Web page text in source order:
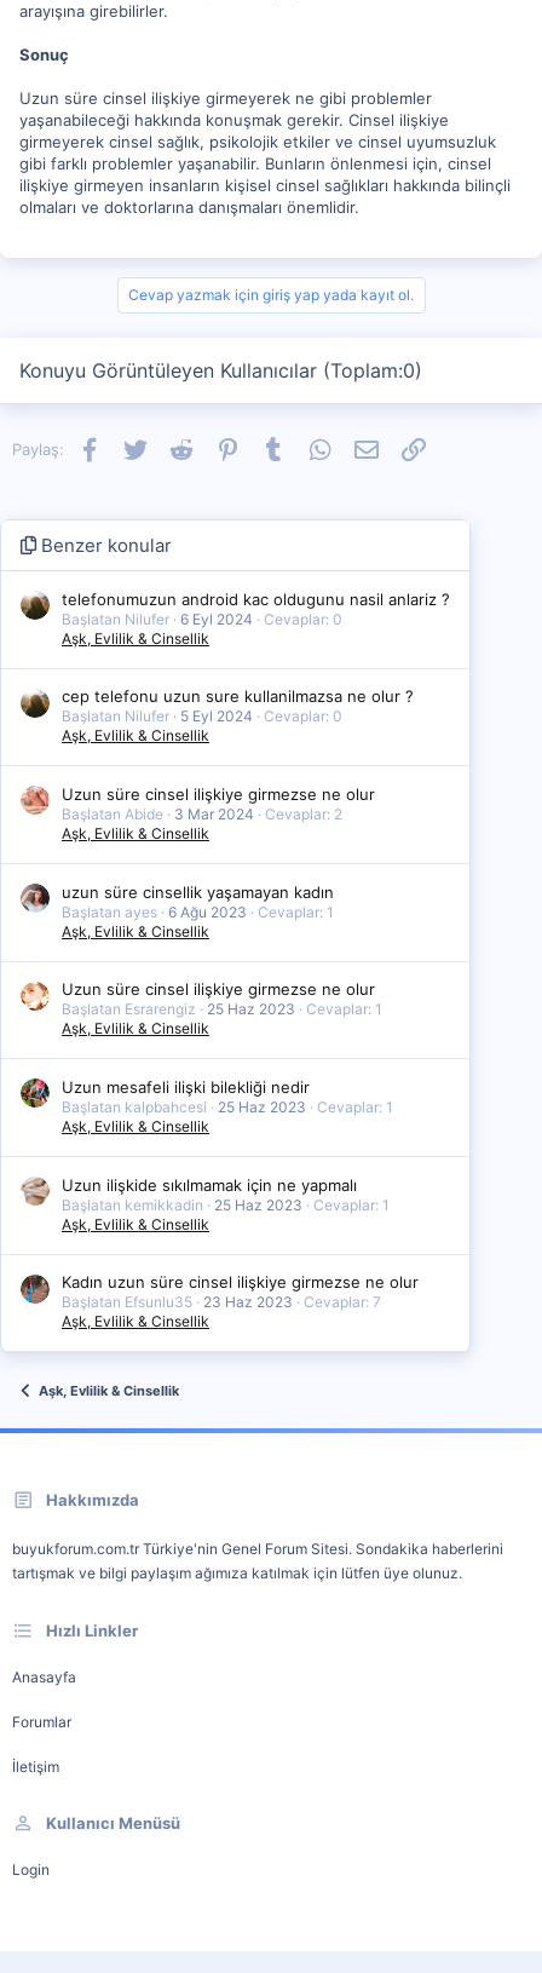
arayışına girebilirler.
Sonuç
Uzun süre cinsel ilişkiye girmeyerek ne gibi problemler
yaşanabileceği hakkında konuşmak gerekir. Cinsel ilişkiye
girmeyerek cinsel sağlık, psikolojik etkiler ve cinsel uyumsuzluk
gibi farklı problemler yaşanabilir. Bunların önlenmesi için, cinsel
ilişkiye girmeyen insanların kişisel cinsel sağlıkları hakkında bilinçli
olmaları ve doktorlarına danışmaları önemlidir.
Cevap yazmak için giriş yap yada kayıt ol.
Konuyu Görüntüleyen Kullanıcılar (Toplam:0)
Paylaş: Facebook
TwitterReddit PinterestTumblrWhatsApp
E-postaLink
Benzer konular
telefonumuzun android kac oldugunu nasil anlariz ?
Başlatan Nilufer 6 Eyl 2024
Cevaplar: 0
Aşk, Evlilik & Cinsellik
cep telefonu uzun sure kullanilmazsa ne olur ?
Başlatan Nilufer 5 Eyl 2024
Cevaplar: 0
Aşk, Evlilik & Cinsellik
Uzun süre cinsel ilişkiye girmezse ne olur
Başlatan Abide 3 Mar 2024
Cevaplar: 2
Aşk, Evlilik & Cinsellik
uzun süre cinsellik yaşamayan kadın
Başlatan ayes 6 Ağu 2023
Cevaplar: 1
Aşk, Evlilik & Cinsellik
Uzun süre cinsel ilişkiye girmezse ne olur
Başlatan Esrarengiz 25 Haz 2023
Cevaplar: 1
Aşk, Evlilik & Cinsellik
Uzun mesafeli ilişki bilekliği nedir
Başlatan kalpbahcesi 25 Haz 2023
Cevaplar: 1
Aşk, Evlilik & Cinsellik
Uzun ilişkide sıkılmamak için ne yapmalı
Başlatan kemikkadin 25 Haz 2023
Cevaplar: 1
Aşk, Evlilik & Cinsellik
Kadın uzun süre cinsel ilişkiye girmezse ne olur
Başlatan Efsunlu35 23 Haz 2023
Cevaplar: 7
Aşk, Evlilik & Cinsellik
Aşk, Evlilik & Cinsellik
Hakkımızda
buyukforum.com.tr Türkiye'nin Genel Forum Sitesi. Sondakika haberlerini
tartışmak ve bilgi paylaşım ağımıza katılmak için lütfen üye olunuz.
Hızlı Linkler
Anasayfa
Forumlar
İletişim
Kullanıcı Menüsü
Login